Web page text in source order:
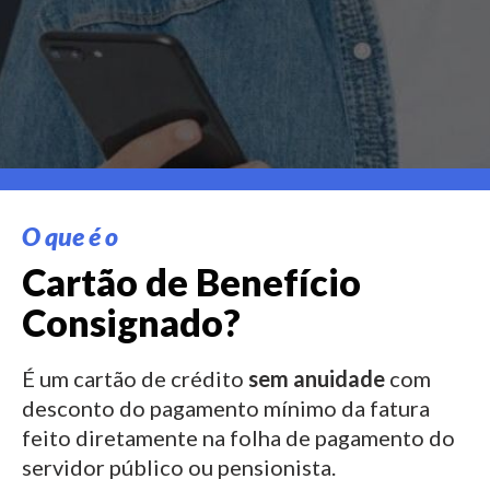
O que é o
Cartão de Benefício
Consignado?
É um cartão de crédito sem anuidade com
desconto do pagamento mínimo da fatura
feito diretamente na folha de pagamento do
servidor público ou pensionista.